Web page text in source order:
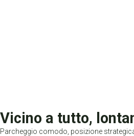
Vicino a tutto,
Parcheggio comodo, posizione